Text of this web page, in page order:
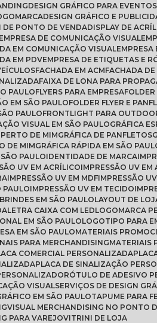
DESIGN GRÁFICO PARA EVENTOS
DESIGN GRÁFICO E
DE PONTO DE VENDA DISPLAY DE
EMPRESA DE COMUNICAÇÃO VISUAL
EM COMUNICAÇÃO VISUAL
EM PDV
EMPRESA DE ETIQUETAS E
FACHADA EM ACM FACHADA
FAIXA DE LONA PARA
PAULO FLYERS PARA EMPRESA
EM SÃO PAULO FOLDER FLYER E
PAULO FRONTLIGHT PARA
VISUAL EM SÃO PAULO
GRÁFICA
PERTO DE MIM
GRÁFICA DE PANFLETOS
DE MIM
GRÁFICA RÁPIDA EM SÃO
SÃO PAULO IDENTIDADE DE MARCA
UV EM ACRÍLICO IMPRESSÃO UV
IMPRESSÃO UV EM MDF IMPRESSÃO
PAULO IMPRESSÃO UV EM TECIDO
EM SÃO PAULO LAYOUT DE
LETRA CAIXA COM LED LOGOMARCA
EM SÃO PAULO LOGOTIPO PARA
EM SÃO PAULO
MATERIAIS
PARA MERCHANDISING
COMERCIAL PERSONALIZADA
PLACA DE SINALIZAÇÃO
RÓTULO DE ADESIVO
VISUAL SERVIÇOS DE DESIGN
EM SÃO PAULO
TAPUME PARA
VISUAL MERCHANDISING NO PONTO
PARA VAREJO
VITRINI DE LOJA